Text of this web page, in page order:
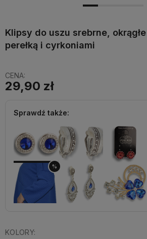
Klipsy do uszu srebrne,
perełką i cyrkoniami
CENA:
29,90 zł
Sprawdź także:
%
KOLORY: